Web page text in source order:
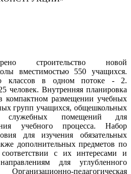
строительство новой
вместимостью 550 учащихся.
классов в одном потоке - 2.
человек. Внутренняя планировка
компактном размещении учебных
групп учащихся, общешкольных
служебных помещений для
учебного процесса. Набор
для изучения обязательных
дополнительных предметов по
с их интересами и
для углубленного
педагогическая